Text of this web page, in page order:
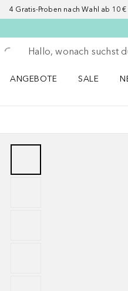
4 Gratis-Proben nach Wahl ab 10
Gehe zurück
Suche ausführen
ANGEBOTE
SALE